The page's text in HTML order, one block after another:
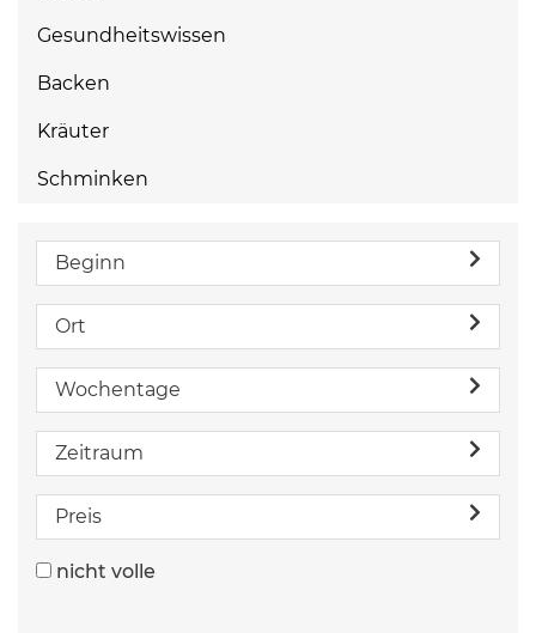
Gesundheitswissen
Backen
Kräuter
Schminken
Beginn
Ort
Wochentage
Zeitraum
Preis
nicht volle